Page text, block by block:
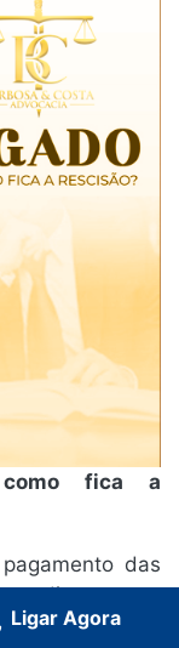
como fica a
das
diretamente
depósito
Ligar Agora